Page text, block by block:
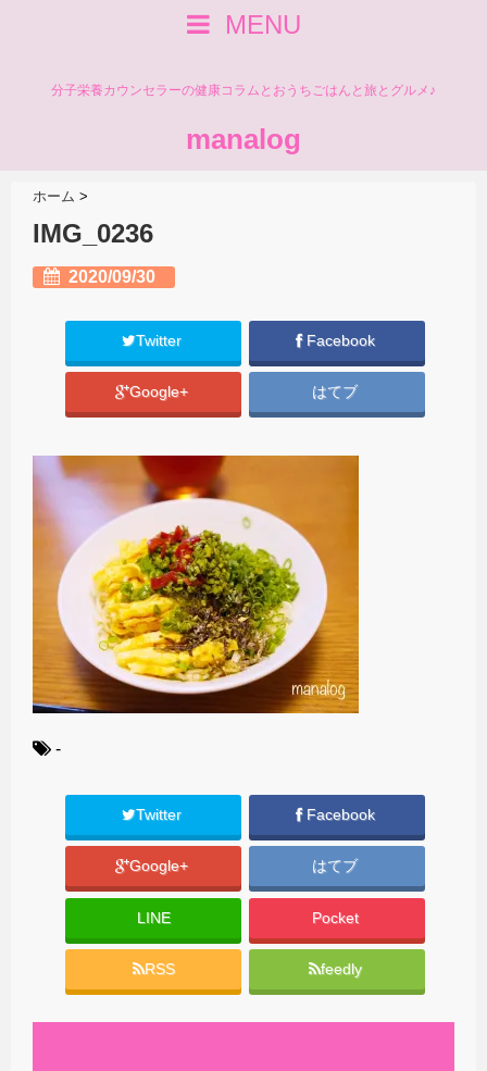
MENU
分子栄養カウンセラーの健康コラムとおうちごはんと旅とグルメ♪
manalog
ホーム >
IMG_0236
2020/09/30
Twitter Facebook
Google+ はてブ
-
Twitter Facebook
Google+ はてブ
LINE Pocket
RSS feedly